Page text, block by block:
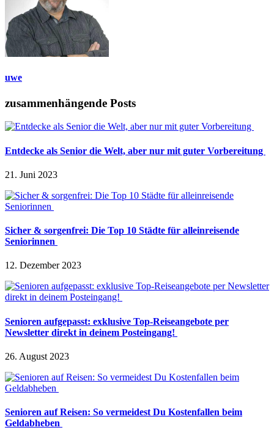
uwe
zusammenhängende Posts
Entdecke als Senior die Welt, aber nur mit guter Vorbereitung
21. Juni 2023
Sicher & sorgenfrei: Die Top 10 Städte für alleinreisende
Seniorinnen
12. Dezember 2023
Senioren aufgepasst: exklusive Top-Reiseangebote per
Newsletter direkt in deinem Posteingang!
26. August 2023
Senioren auf Reisen: So vermeidest Du Kostenfallen beim
Geldabheben